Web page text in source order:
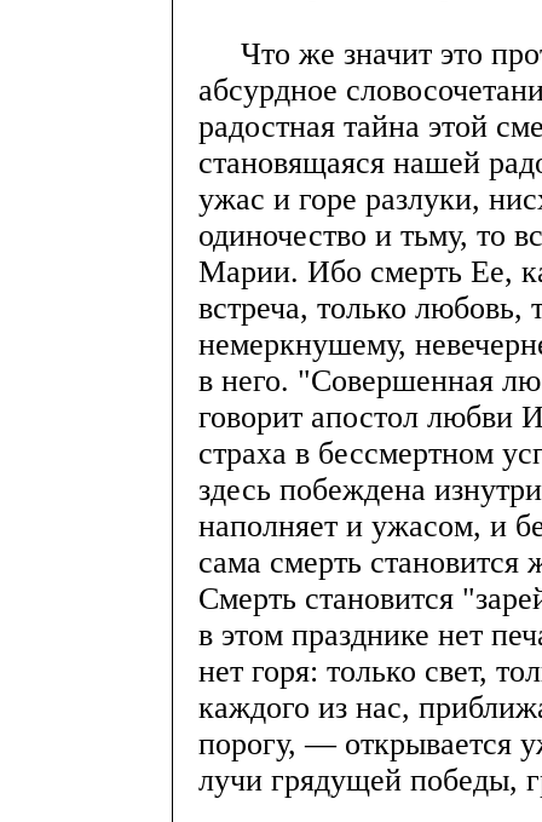
Что же значит это
абсурдное
радостная тайна этой
становящаяся нашей
ужас и горе разлуки,
одиночество и тьму, то
Марии. Ибо смерть Ее,
встреча, только любовь,
немеркнушему,
в него. "Совершенная
говорит апостол любви
страха в бессмертном
здесь побеждена
наполняет и ужасом, и
сама смерть
Смерть становится
в этом празднике нет
нет горя: только свет,
каждого из нас,
порогу, — открывается
лучи грядущей победы,